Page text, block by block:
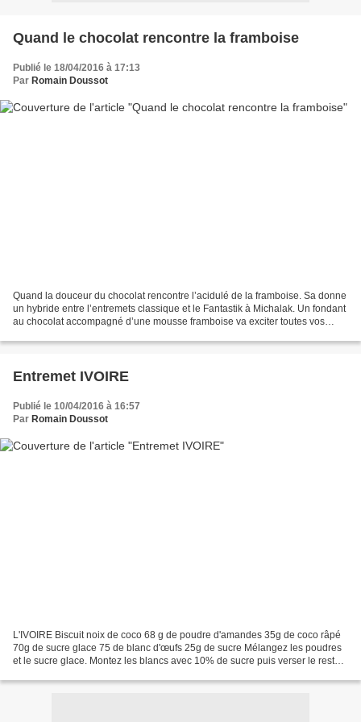
Quand le chocolat rencontre la framboise
Publié le 18/04/2016 à 17:13
Par Romain Doussot
Quand la douceur du chocolat rencontre l’acidulé de la framboise. Sa donne
un hybride entre l’entremets classique et le Fantastik à Michalak. Un fondant
au chocolat accompagné d’une mousse framboise va exciter toutes vos
Entremet IVOIRE
Publié le 10/04/2016 à 16:57
Par Romain Doussot
L'IVOIRE Biscuit noix de coco 68 g de poudre d'amandes 35g de coco râpé
70g de sucre glace 75 de blanc d'œufs 25g de sucre Mélangez les poudres
et le sucre glace. Montez les blancs avec 10% de sucre puis verser le reste